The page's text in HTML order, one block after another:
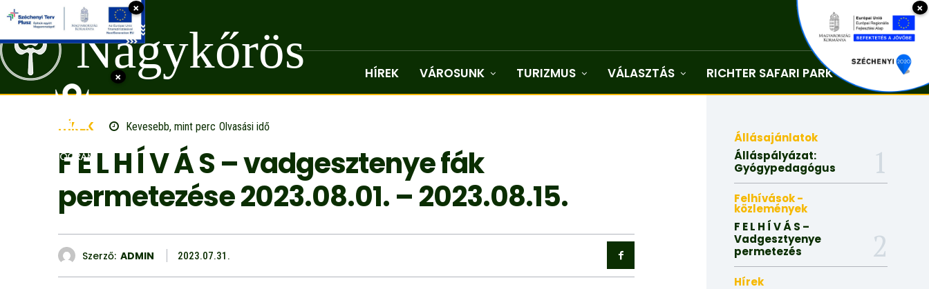
Nagykőrös HÍREK VÁROSUNK TURIZMUS VÁLASZTÁS RICHTER SAFARI PARK Kapcsolat
HÍREK Kevesebb, mintperc Olvasási idő
F E L H Í V Á S – vadgesztenye fák
permetezése 2023.08.01. – 2023.08.15.
Szerző: ADMIN 2023.07.31.
Állásajánlatok
Álláspályázat:
Gyógypedagógus
Felhívások -
közlemények
F E L H Í V Á S –
Vadgesztyenye
permetezés
Hírek
×
×
×